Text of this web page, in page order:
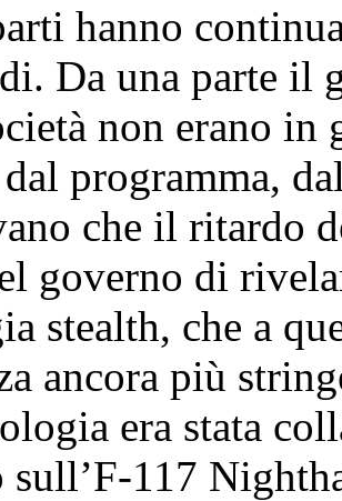
hanno
Da una parte il
non erano in
programma,
che il ritardo
governo di
stealth, che a
ancora più
era stata
sull’F-117